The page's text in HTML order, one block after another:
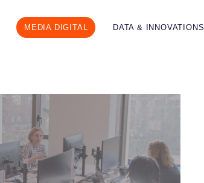
MEDIA DIGITAL DATA & INNOVATIONS